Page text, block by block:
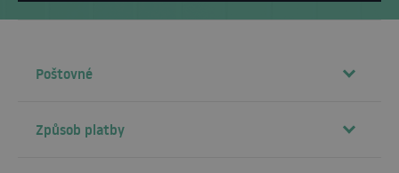
Poštovné
Způsob platby